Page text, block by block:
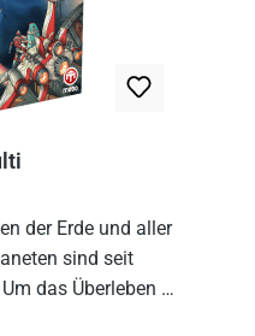
der Erde und aller
sind seit
das Überleben zu